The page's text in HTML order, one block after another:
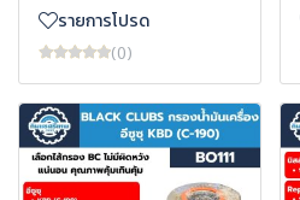
รายการโปรด
(0)